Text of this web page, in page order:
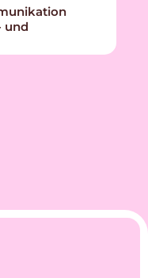
und